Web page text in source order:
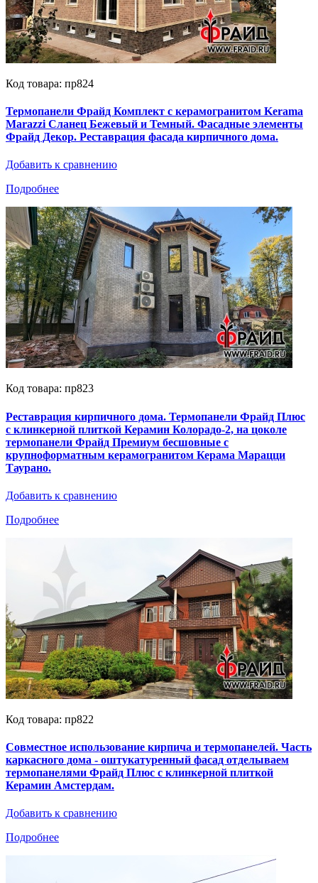
Код товара: пр824
Термопанели Фрайд Комплект с керамогранитом Kerama
Marazzi Сланец Бежевый и Темный. Фасадные элементы
Фрайд Декор. Реставрация фасада кирпичного дома.
Добавить к сравнению
Подробнее
Код товара: пр823
Реставрация кирпичного дома. Термопанели Фрайд Плюс
с клинкерной плиткой Керамин Колорадо-2, на цоколе
термопанели Фрайд Премиум бесшовные с
крупноформатным керамогранитом Керама Марацци
Таурано.
Добавить к сравнению
Подробнее
Код товара: пр822
Совместное использование кирпича и термопанелей. Часть
каркасного дома - оштукатуренный фасад отделываем
термопанелями Фрайд Плюс с клинкерной плиткой
Керамин Амстердам.
Добавить к сравнению
Подробнее